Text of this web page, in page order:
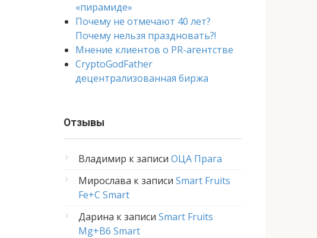
«пирамиде»
Почему не отмечают 40 лет?
Почему нельзя праздновать?!
Мнение клиентов о PR-агентстве
CryptoGodFather
децентрализованная биржа
Отзывы
Владимир к записи ОЦА Прага
Мирослава к записи Smart Fruits
Fe+C Smart
Дарина к записи Smart Fruits
Mg+B6 Smart